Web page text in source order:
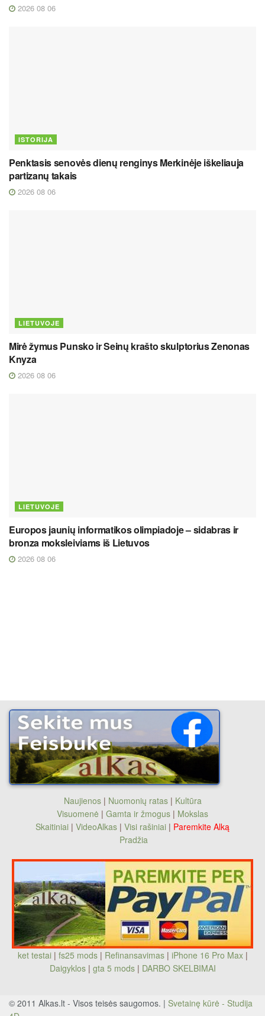
2026 08 06
ISTORIJA
Penktasis senovės dienų renginys Merkinėje iškeliauja
partizanų takais
2026 08 06
LIETUVOJE
Mirė žymus Punsko ir Seinų krašto skulptorius Zenonas
Knyza
2026 08 06
LIETUVOJE
Europos jaunių informatikos olimpiadoje – sidabras ir
bronza moksleiviams iš Lietuvos
2026 08 06
Naujienos| Nuomonių ratas| Kultūra
Visuomenė | Gamta ir žmogus | Mokslas
Skaitiniai | VideoAlkas | Visi rašiniai | Paremkite Alką
Pradžia
ket testai | fs25 mods| Refinansavimas| iPhone 16 Pro Max|
Daigyklos| gta 5 mods | DARBO SKELBIMAI
© 2011 Alkas.lt - Visos teisės saugomos. | Svetainę kūrė - Studija